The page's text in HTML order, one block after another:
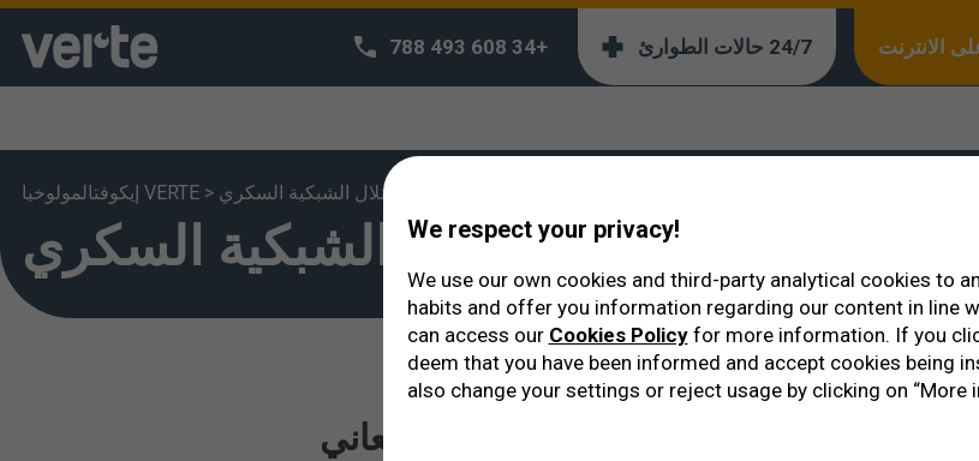
+34 608 493 788 24/7 حالات الطوارئ الانترنت
إيكوفتالمولوخيا VERTE > اعتلال الشبكية السكري
اعتلال الشبكية السكري
الأكثر حساسية للتغيرات التي يعاني
We respect your privacy!
We use our own cookies and third-party analytical cookies to
habits and offer you information regarding our content in line
can access our Cookies Policyfor more information. If you
deem that you have been informed and accept cookies being
also change your settings or reject usage by clicking on “More